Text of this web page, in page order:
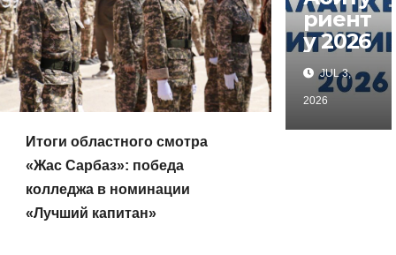
Итоги областного смотра
«Жас Сарбаз»: победа
колледжа в номинации
«Лучший капитан»
риент
у 2026
JUL 3,
2026